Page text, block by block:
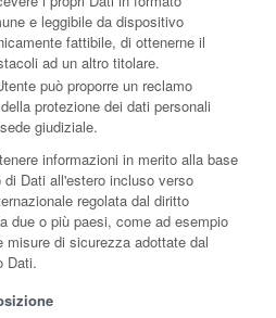
e leggibile da dispositivo
fattibile, di ottenerne il
ad un altro titolare.
può proporre un reclamo
protezione dei dati personali
giudiziale.
informazioni in merito alla base
Dati all'estero incluso verso
regolata dal diritto
due o più paesi, come ad esempio
misure di sicurezza adottate dal
Dati.